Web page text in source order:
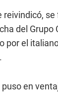
reivindicó,
del Grupo
por el
puso en